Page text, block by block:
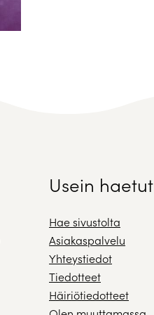
Usein haetut
Hae sivustolta
Asiakaspalvelu
Yhteystiedot
Tiedotteet
Häiriötiedotteet